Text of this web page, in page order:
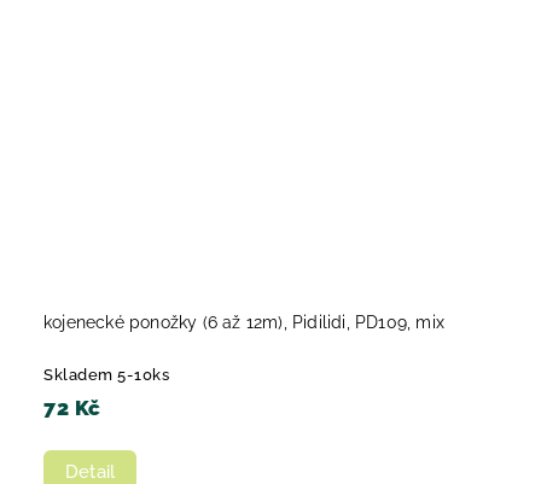
kojenecké ponožky (6 až 12m), Pidilidi, PD109, mix
Skladem 5-10ks
72 Kč
Detail